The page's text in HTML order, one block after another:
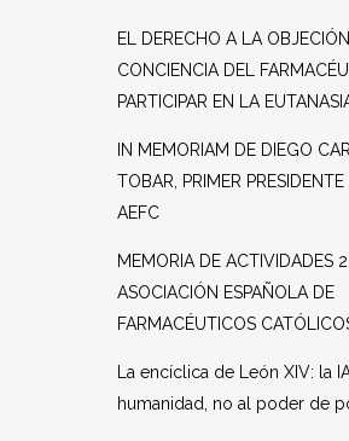
EL DERECHO A LA
CONCIENCIA DEL
PARTICIPAR EN LA
IN MEMORIAM DE DIEGO
TOBAR, PRIMER
AEFC
MEMORIA DE ACTIVIDADES
ASOCIACIÓN ESPAÑOLA DE
FARMACÉUTICOS
La encíclica de León XIV: la
humanidad, no al poder de